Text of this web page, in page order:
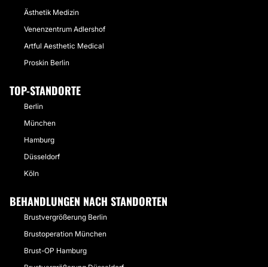
Ästhetik Medizin
Venenzentrum Adlershof
Artful Aesthetic Medical
Proskin Berlin
TOP-STANDORTE
Berlin
München
Hamburg
Düsseldorf
Köln
BEHANDLUNGEN NACH STANDORTEN
Brustvergrößerung Berlin
Brustoperation München
Brust-OP Hamburg